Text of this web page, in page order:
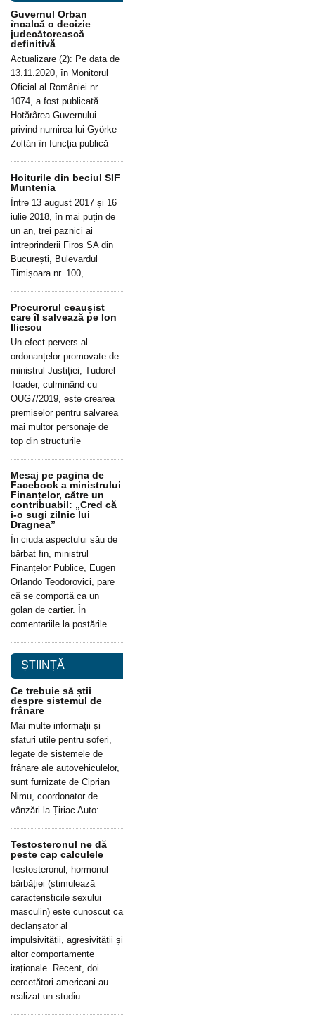
Guvernul Orban
încalcă o decizie
judecătorească
definitivă
Actualizare (2): Pe data de
13.11.2020, în Monitorul
Oficial al României nr.
1074, a fost publicată
Hotărârea Guvernului
privind numirea lui Györke
Zoltán în funcția publică
Hoiturile din beciul SIF
Muntenia
Între 13 august 2017 și 16
iulie 2018, în mai puțin de
un an, trei paznici ai
întreprinderii Firos SA din
București, Bulevardul
Timișoara nr. 100,
Procurorul ceaușist
care îl salvează pe Ion
Iliescu
Un efect pervers al
ordonanțelor promovate de
ministrul Justiției, Tudorel
Toader, culminând cu
OUG7/2019, este crearea
premiselor pentru salvarea
mai multor personaje de
top din structurile
Mesaj pe pagina de
Facebook a ministrului
Finanțelor, către un
contribuabil: „Cred că
i-o sugi zilnic lui
Dragnea”
În ciuda aspectului său de
bărbat fin, ministrul
Finanțelor Publice, Eugen
Orlando Teodorovici, pare
că se comportă ca un
golan de cartier. În
comentariile la postările
ȘTIINȚĂ
Ce trebuie să știi
despre sistemul de
frânare
Mai multe informații și
sfaturi utile pentru șoferi,
legate de sistemele de
frânare ale autovehiculelor,
sunt furnizate de Ciprian
Nimu, coordonator de
vânzări la Țiriac Auto:
Testosteronul ne dă
peste cap calculele
Testosteronul, hormonul
bărbăției (stimulează
caracteristicile sexului
masculin) este cunoscut ca
declanșator al
impulsivității, agresivității și
altor comportamente
iraționale. Recent, doi
cercetători americani au
realizat un studiu